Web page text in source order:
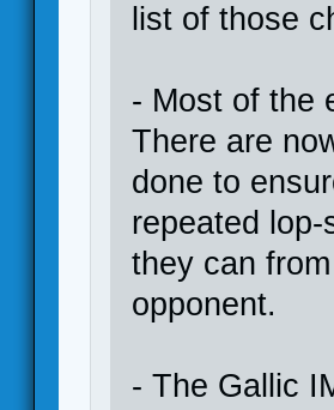
list of those
- Most of the
There are
done to
repeated
they can
opponent.
- The Gallic